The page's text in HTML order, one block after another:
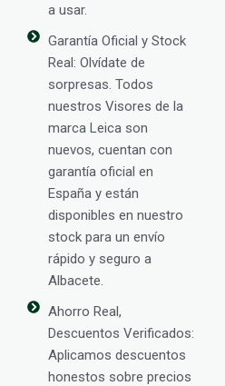
a usar.
Garantía Oficial y Stock
Real: Olvídate de
sorpresas. Todos
nuestros Visores de la
marca Leica son
nuevos, cuentan con
garantía oficial en
España y están
disponibles en nuestro
stock para un envío
rápido y seguro a
Albacete.
Ahorro Real,
Descuentos Verificados:
Aplicamos descuentos
honestos sobre precios